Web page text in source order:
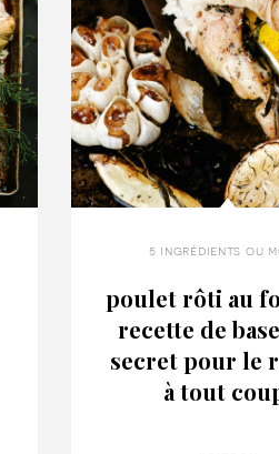
5 ingrédients ou
poulet rôti au
recette de
secret pour le
à tout